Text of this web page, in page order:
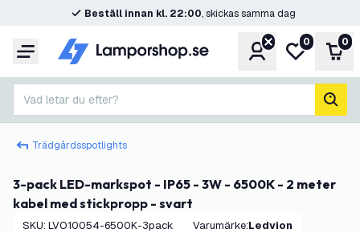
Beställ innan kl. 22:00, skickas samma dag
Meny KontoMin0 0
Vad letar du efter?
sök
Trädgårdsspotlights
3-pack LED-markspot - IP65 - 3W - 6500K - 2 meter
kabel med stickpropp - svart
SKU: LVO10054-6500K-3pack Varumärke: Ledvion